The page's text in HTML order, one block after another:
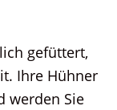
gefüttert,
Ihre Hühner
werden Sie